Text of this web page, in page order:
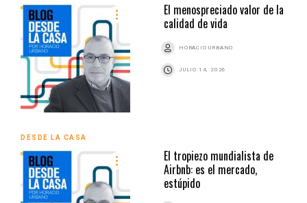
El menospreciado valor de la
calidad de vida
HORACIO URBANO
JULIO 14, 2026
DESDE LA CASA
El tropiezo mundialista de
Airbnb: es el mercado,
estúpido